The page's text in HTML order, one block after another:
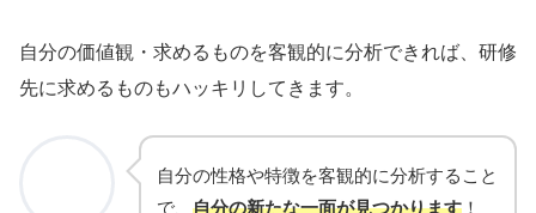
自分の価値観・求めるものを客観的に分析できれば、研修
先に求めるものもハッキリしてきます。
自分の性格や特徴を客観的に分析すること
で、 自分の新たな一面が見つかります ！